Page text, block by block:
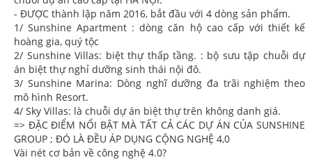
- ĐƯỢC thành lập năm 2016, bắt đầu với 4 dòng sản phẩm.
1/ Sunshine Apartment : dòng căn hộ cao cấp với thiết kế
hoàng gia, quý tộc
2/ Sunshine Villas: biệt thự thấp tầng. : bộ sưu tập chuỗi dự
án biệt thự nghỉ dưỡng sinh thái nội đô.
3/ Sunshine Marina: Dòng nghĩ dưỡng đa trãi nghiệm theo
mô hình Resort.
4/ Sky Villas: là chuỗi dự án biệt thự trên không danh giá.
=> ĐẶC ĐIỂM NỔI BẬT MÀ TẤT CẢ CÁC DỰ ÁN CỦA SUNSHINE
GROUP ; ĐÓ LÀ ĐỀU ÁP DỤNG CỘNG NGHỆ 4,0
Vài nét cơ bản về công nghệ 4.0?